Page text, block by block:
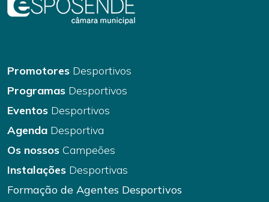
Promotores Desportivos
Programas Desportivos
Eventos Desportivos
Agenda Desportiva
Os nossos Campeões
Instalações Desportivas
Formação de Agentes Desportivos